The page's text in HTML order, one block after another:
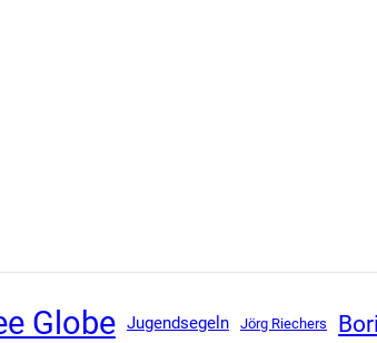
Globe Jugendsegeln Jörg Riechers